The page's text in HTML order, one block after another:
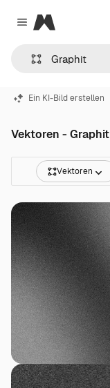
Close menu
Magnific
Ein KI-Bild erstellen
Vektoren - Graphit
Vektoren